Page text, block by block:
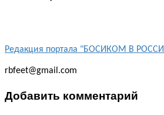
Редакция портала "БОСИКОМ В
rbfeet@gmail.com
Добавить комментарий